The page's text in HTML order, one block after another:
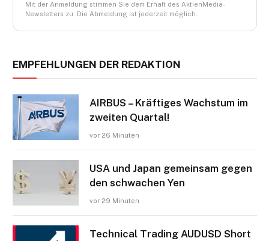
Mit der Anmeldung stimmen Sie dem Erhalt des AktienMedia-
Newsletters zu. Die Abmeldung ist jederzeit möglich.
EMPFEHLUNGEN DER REDAKTION
AIRBUS – Kräftiges Wachstum im
zweiten Quartal!
vor 26 Minuten
USA und Japan gemeinsam gegen
den schwachen Yen
vor 29 Minuten
Technical Trading AUDUSD Short